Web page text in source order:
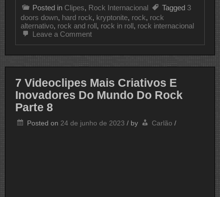
Posted in Clipes, Rock Internacional Tagged 3
doors down, hard rock, kryptonite, rock, rock
alternativo, rock and roll, rock in roll, rock internacional
Leave a Commenton
3
DOWN
7 Videoclipes Mais Criativos E
Inovadores Do Mundo Do Rock
Parte 8
Posted on 24 de junho de 2023 / by Carlão /